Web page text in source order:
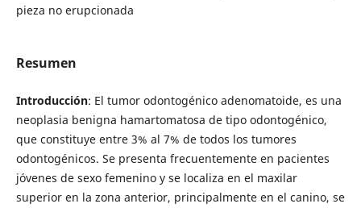
pieza no erupcionada
Resumen
Introducción: El tumor odontogénico adenomatoide, es una
neoplasia benigna hamartomatosa de tipo odontogénico,
que constituye entre 3% al 7% de todos los tumores
odontogénicos. Se presenta frecuentemente en pacientes
jóvenes de sexo femenino y se localiza en el maxilar
superior en la zona anterior, principalmente en el canino, se